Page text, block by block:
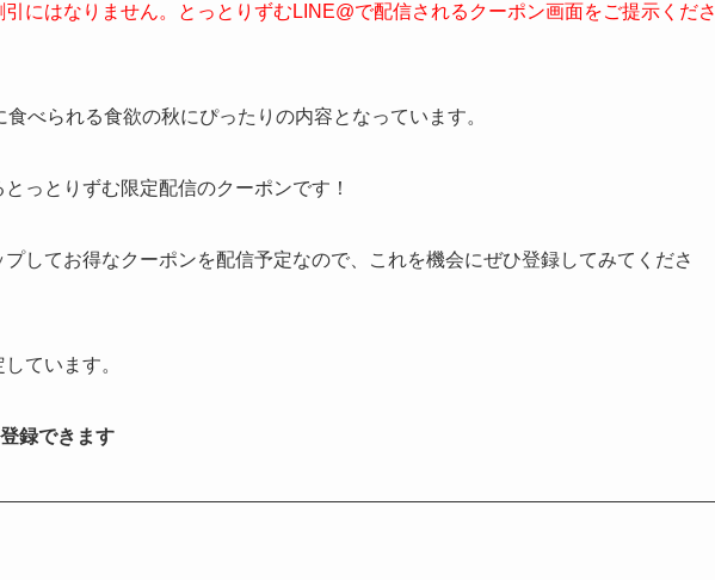
にはなりません。とっとりずむLINE@で配信されるクーポン画面をご提示くださ
べられる食欲の秋にぴったりの内容となっています。
っとりずむ限定配信のクーポンです！
してお得なクーポンを配信予定なので、これを機会にぜひ登録してみてくださ
ています。
録できます